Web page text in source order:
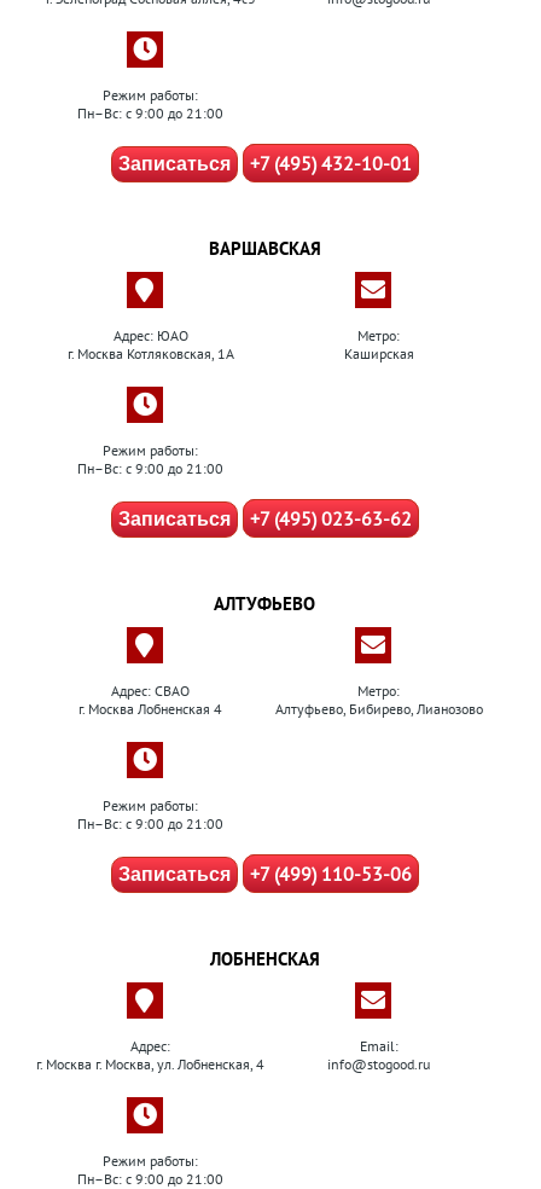
Режим работы:
Пн–Вс: с 9:00 до 21:00
Записаться +7 (495) 432-10-01
ВАРШАВСКАЯ
Адрес: ЮАО
г. Москва Котляковская, 1А
Метро:
Каширская
Режим работы:
Пн–Вс: с 9:00 до 21:00
Записаться +7 (495) 023-63-62
АЛТУФЬЕВО
Адрес: СВАО
г. Москва Лобненская 4
Метро:
Алтуфьево, Бибирево, Лианозово
Режим работы:
Пн–Вс: с 9:00 до 21:00
Записаться +7 (499) 110-53-06
ЛОБНЕНСКАЯ
Адрес:
г. Москва г. Москва, ул. Лобненская, 4
Email:
info@stogood.ru
Режим работы:
Пн–Вс: с 9:00 до 21:00